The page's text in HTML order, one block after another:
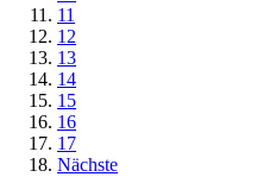
11
12
13
14
15
16
17
Nächste